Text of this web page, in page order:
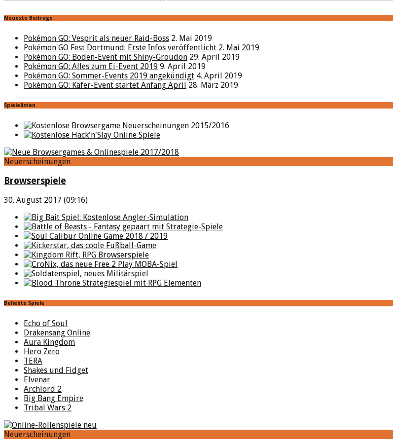
Neueste Beiträge
Pokémon GO: Vesprit als neuer Raid-Boss 2. Mai 2019
Pokémon GO Fest Dortmund: Erste Infos veröffentlicht 2. Mai 2019
Pokémon GO: Boden-Event mit Shiny-Groudon 29. April 2019
Pokémon GO: Alles zum Ei-Event 2019 9. April 2019
Pokémon GO: Sommer-Events 2019 angekündigt 4. April 2019
Pokémon GO: Käfer-Event startet Anfang April 28. März 2019
Spielelisten
Neuerscheinungen
Browserspiele
30. August 2017 (09:16)
Beliebte Spiele
Echo of Soul
Drakensang Online
Aura Kingdom
Hero Zero
TERA
Shakes und Fidget
Elvenar
Archlord 2
Big Bang Empire
Tribal Wars 2
Neuerscheinungen